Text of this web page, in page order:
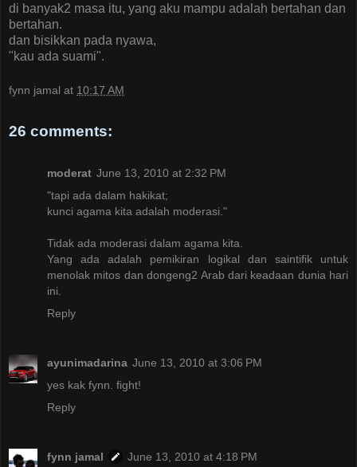
di banyak2 masa itu, yang aku mampu adalah bertahan dan
bertahan.
dan bisikkan pada nyawa,
"kau ada suami".
fynn jamal at 10:17 AM
26 comments:
moderat June 13, 2010 at 2:32 PM
"tapi ada dalam hakikat;
kunci agama kita adalah moderasi."
Tidak ada moderasi dalam agama kita.
Yang ada adalah pemikiran logikal dan saintifik untuk
menolak mitos dan dongeng2 Arab dari keadaan dunia hari
ini.
Reply
ayunimadarina June 13, 2010 at 3:06 PM
yes kak fynn. fight!
Reply
fynn jamal
June 13, 2010 at 4:18 PM